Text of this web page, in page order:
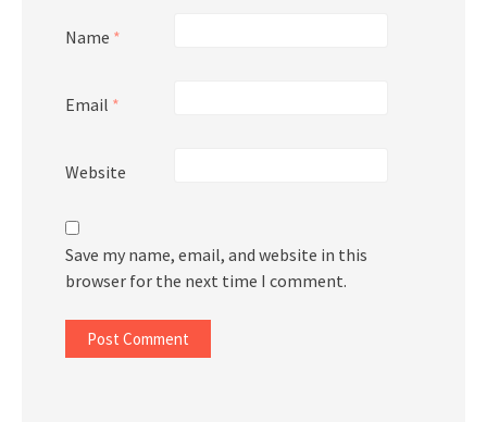
Name *
Email *
Website
Save my name, email, and website in this
browser for the next time I comment.